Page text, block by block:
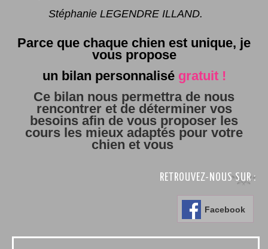
Stéphanie LEGENDRE ILLAND.
Parce que chaque chien est unique, je
vous propose
un bilan personnalisé gratuit !
Ce bilan nous permettra de nous
rencontrer et de déterminer vos
besoins afin de vous proposer les
cours les mieux adaptés pour votre
chien et vous
RETROUVEZ-NOUS SUR :
Facebook